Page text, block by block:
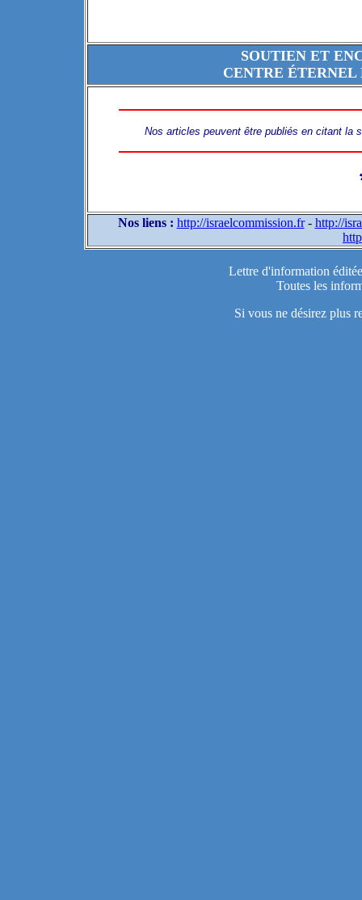
SOUTIEN ET
CENTRE
Nos articles peuvent être publiés en citant la
Nos liens : http://israelcommission.fr- http://
Lettre d'information
Toutes les
Si vous ne désirez plus